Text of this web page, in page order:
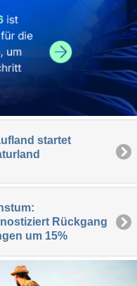
startet
Rückgang
um 15%